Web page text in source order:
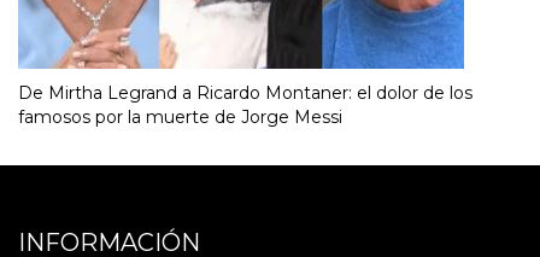
De Mirtha Legrand a Ricardo Montaner: el dolor de los
famosos por la muerte de Jorge Messi
INFORMACIÓN